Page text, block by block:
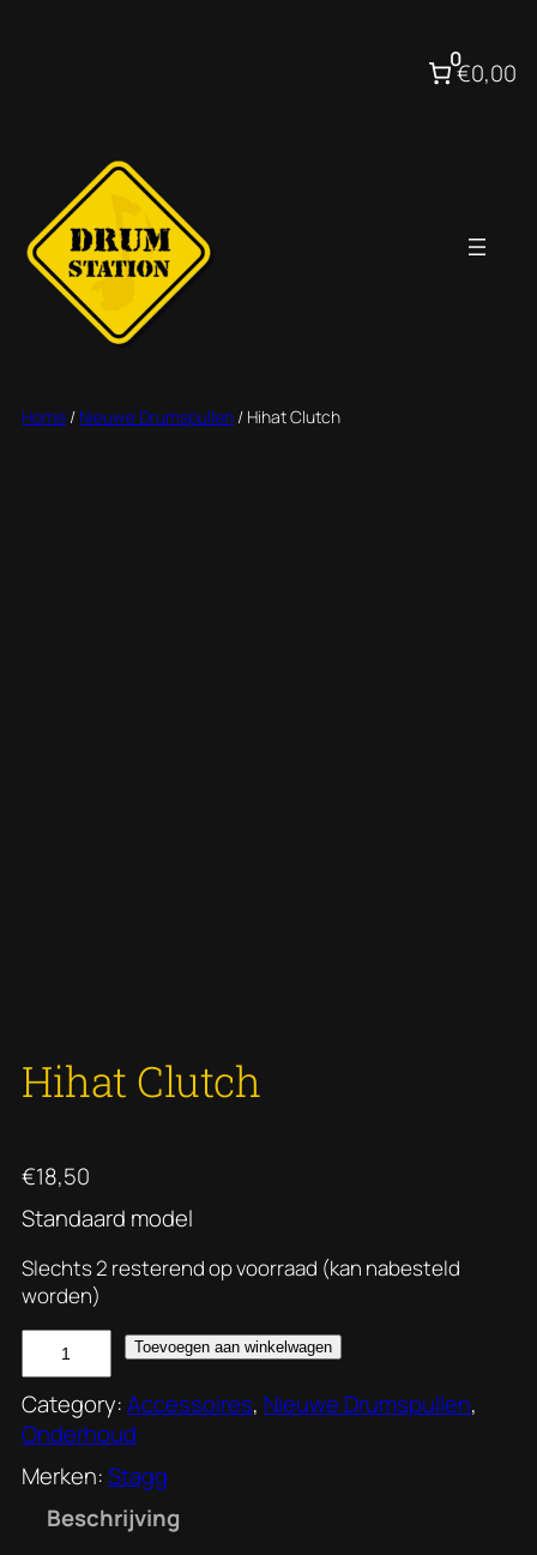
0€0,00
Home / Nieuwe Drumspullen / Hihat Clutch
Hihat Clutch
€18,50
Standaard model
Slechts 2 resterend op voorraad (kan nabesteld
worden)
i
h
a
t
C
Toevoegen aan winkelwagen
Category:Accessoires, Nieuwe Drumspullen
Onderhoud
Merken:Stagg
Beschrijving